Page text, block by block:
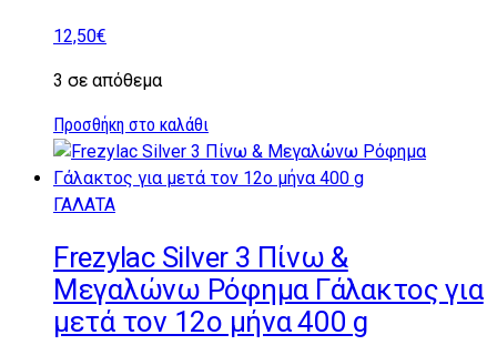
12,50€
3 σε απόθεμα
Προσθήκη στο καλάθι
ΓΑΛΑΤΑ
Frezylac Silver 3 Πίνω &
Μεγαλώνω Ρόφημα Γάλακτος για
μετά τον 12ο μήνα 400 g